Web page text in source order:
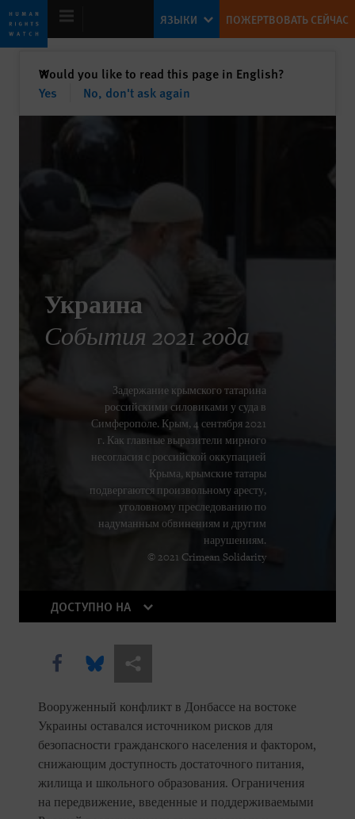
Skip
to
cookie
privacy
Skip
to
main
content
Всемирный доклад 2022
Готова ли демократия проявить себя,
когда авторитаризм стоит в
оборонительной позиции?
ЯЗЫКИ ПОЖЕРТВОВАТЬ СЕЙЧАС
Would you like to read this page in English?
Yes
No, don't ask again
✕закрыть
Украина
События 2021 года
Задержание крымского татарина
российскими силовиками у суда в
Симферополе. Крым, 4 сентября 2021
г. Как главные выразители мирного
несогласия с российской оккупацией
Крыма, крымские татары
подвергаются произвольному аресту,
уголовному преследованию по
надуманным обвинениям и другим
нарушениям.
© 2021 Crimean Solidarity
ДОСТУПНО НА
Share this via Facebook
Share this via Bluesky
Share this via Поделиться
Вооруженный конфликт в Донбассе на востоке
Украины оставался источником рисков для
безопасности гражданского населения и фактором,
снижающим доступность достаточного питания,
жилища и школьного образования. Ограничения
на передвижение, введенные и поддерживаемыми